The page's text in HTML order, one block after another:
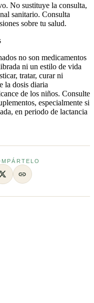
No sustituye la consulta,
sanitario. Consulta
sobre tu salud.
no son medicamentos
ni un estilo de vida
tratar, curar ni
la dosis diaria
de los niños. Consulte
especialmente si
en periodo de lactancia